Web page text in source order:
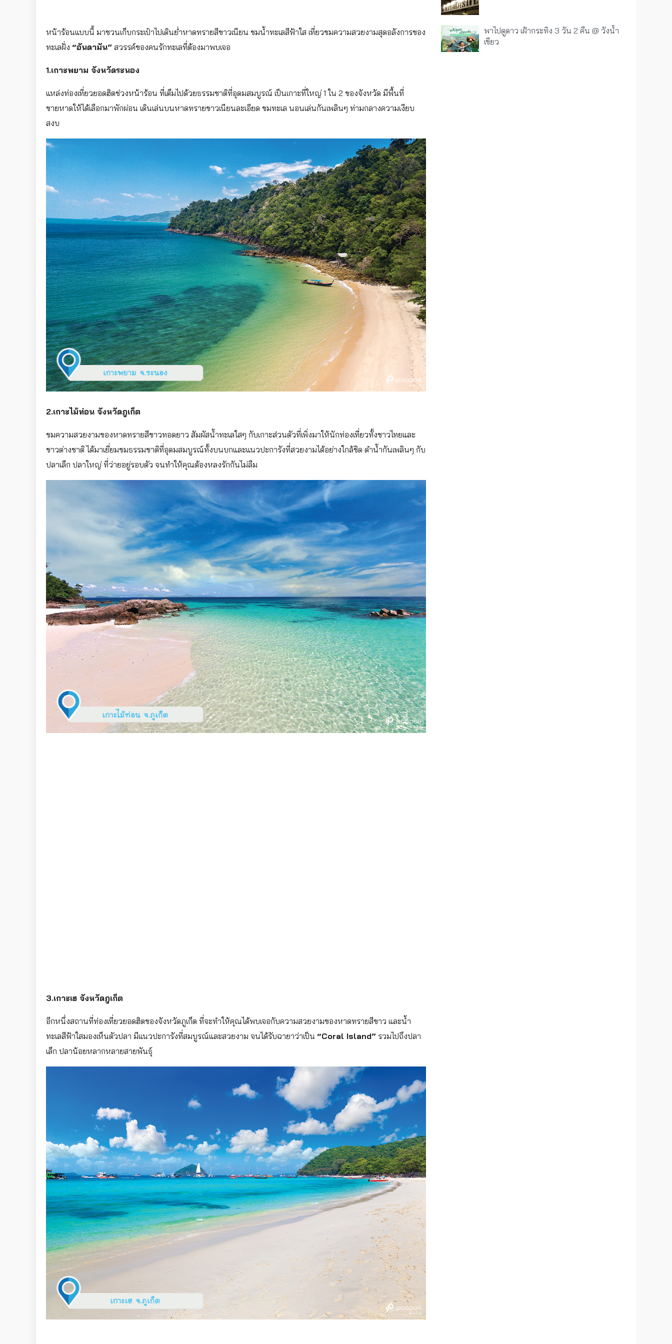
หน้าร้อนแบบนี้ มาชวนเก็บกระเป๋าไปเดินย่ำหาดทรายสีขาวเนียน ชมน้ำทะเลสีฟ้าใส เที่ยวชมความสวยงามสุดอลังการของ
ทะเลฝั่ง “อันดามัน” สวรรค์ของคนรักทะเลที่ต้องมาพบเจอ
1.เกาะพยาม จังหวัดระนอง
แหล่งท่องเที่ยวยอดฮิตช่วงหน้าร้อน ที่เต็มไปด้วยธรรมชาติที่อุดมสมบูรณ์ เป็นเกาะที่ใหญ่ 1 ใน 2 ของจังหวัด มีพื้นที่
ชายหาดให้ได้เลือกมาพักผ่อน เดินเล่นบนหาดทรายขาวเนียนละเอียด ชมทะเล นอนเล่นกันเพลินๆ ท่ามกลางความเงียบ
สงบ
2.เกาะไม้ท่อน จังหวัดภูเก็ต
ชมความสวยงามของหาดทรายสีขาวทอดยาว สัมผัสน้ำทะเลใสๆ กับเกาะส่วนตัวที่เพิ่งมาให้นักท่องเที่ยวทั้งชาวไทยและ
ชาวต่างชาติ ได้มาเยี่ยมชมธรรมชาติที่อุดมสมบูรณ์ทั้งบนบกและแนวปะการังที่สวยงามได้อย่างใกล้ชิด ดำน้ำกันเพลินๆ กับ
ปลาเล็ก ปลาใหญ่ ที่ว่ายอยู่รอบตัว จนทำให้คุณต้องหลงรักกันไม่ลืม
3.เกาะเฮ จังหวัดภูเก็ต
อีกหนึ่งสถานที่ท่องเที่ยวยอดฮิตของจังหวัดภูเก็ต ที่จะทำให้คุณได้พบเจอกับความสวยงามของหาดทรายสีขาว และน้ำ
ทะเลสีฟ้าใสมองเห็นตัวปลา มีแนวปะการังที่สมบูรณ์และสวยงาม จนได้รับฉายาว่าเป็น “Coral Island” รวมไปถึงปลา
เล็ก ปลาน้อยหลากหลายสายพันธุ์
พาไปดูดาว เฝ้ากระทิง 3 วัน 2 คืน @ วังน้ำ
เขียว